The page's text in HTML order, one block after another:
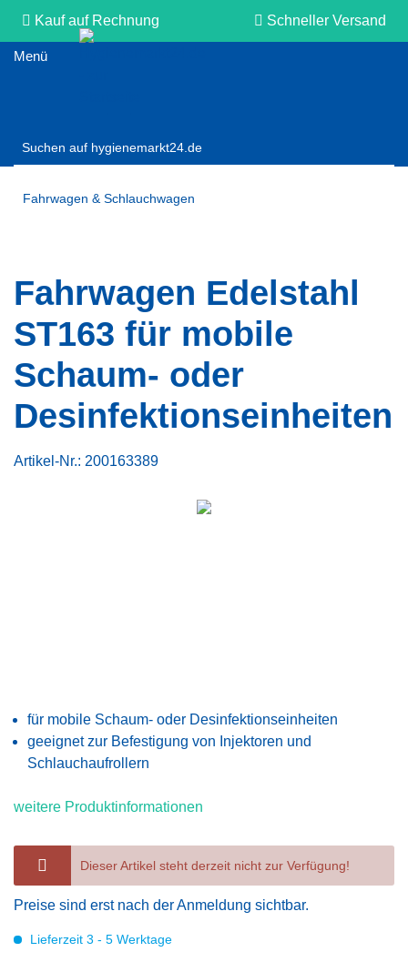
Kauf auf Rechnung Schneller Versand
Fahrwagen & Schlauchwagen
Fahrwagen Edelstahl
ST163 für mobile
Schaum- oder
Desinfektionseinheiten
Artikel-Nr.: 200163389
für mobile Schaum- oder Desinfektionseinheiten
geeignet zur Befestigung von Injektoren und
Schlauchaufrollern
weitere Produktinformationen
Dieser Artikel steht derzeit nicht zur Verfügung!
Preise sind erst nach der Anmeldung sichtbar.
Lieferzeit 3 - 5 Werktage